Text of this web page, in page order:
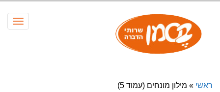
ראשי » מילון מונחים (עמוד 5)